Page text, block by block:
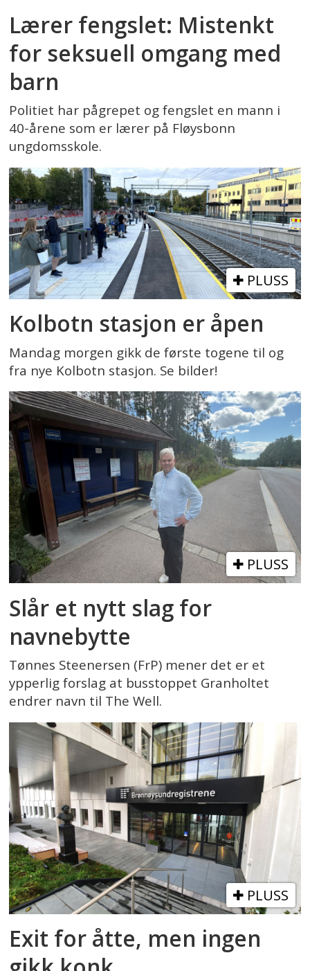
Lærer fengslet: Mistenkt
for seksuell omgang med
barn
Politiet har pågrepet og fengslet en mann i
40-årene som er lærer på Fløysbonn
ungdomsskole.
PLUSS
Kolbotn stasjon er åpen
Mandag morgen gikk de første togene til og
fra nye Kolbotn stasjon. Se bilder!
PLUSS
Slår et nytt slag for
navnebytte
Tønnes Steenersen (FrP) mener det er et
ypperlig forslag at busstoppet Granholtet
endrer navn til The Well.
PLUSS
Exit for åtte, men ingen